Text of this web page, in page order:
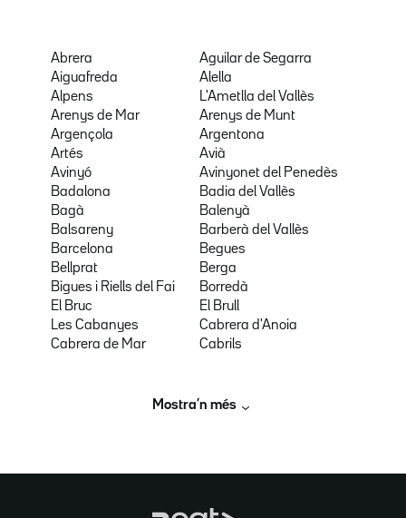
Abrera
Aguilar de Segarra
Aiguafreda
Alella
Alpens
L'Ametlla del Vallès
Arenys de Mar
Arenys de Munt
Argençola
Argentona
Artés
Avià
Avinyó
Avinyonet del Penedès
Badalona
Badia del Vallès
Bagà
Balenyà
Balsareny
Barberà del Vallès
Barcelona
Begues
Bellprat
Berga
Bigues i Riells del Fai
Borredà
El Bruc
El Brull
Les Cabanyes
Cabrera d'Anoia
Cabrera de Mar
Cabrils
Mostra’n més